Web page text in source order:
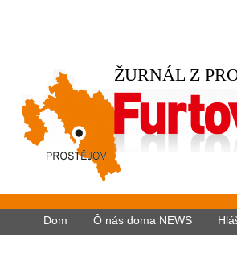
ŽURNÁL Z
Dom Ô nás doma NEWS